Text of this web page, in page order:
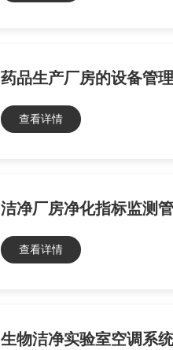
药品生产厂房的设备管理
查看详情
洁净厂房净化指标监测
查看详情
生物洁净实验室空调系